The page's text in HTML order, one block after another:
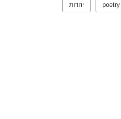
poetry יהדות